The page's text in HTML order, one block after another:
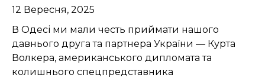
12 Вересня, 2025
В Одесі ми мали честь приймати нашого
давнього друга та партнера України — Курта
Волкера, американського дипломата та
колишнього спецпредставника